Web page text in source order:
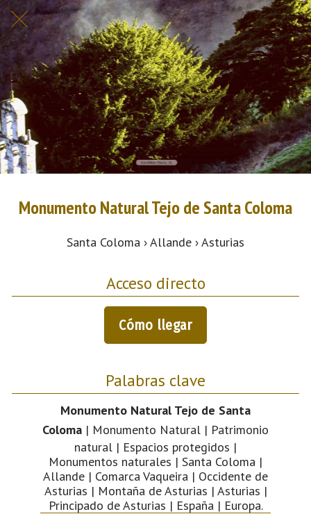
Monumento Natural Tejo de Santa Coloma
Santa Coloma › Allande › Asturias
Acceso directo
Cómo llegar
Palabras clave
Monumento Natural Tejo de Santa
Coloma | Monumento Natural | Patrimonio
natural | Espacios protegidos |
Monumentos naturales | Santa Coloma |
Allande | Comarca Vaqueira | Occidente de
Asturias | Montaña de Asturias | Asturias |
Principado de Asturias | España | Europa.